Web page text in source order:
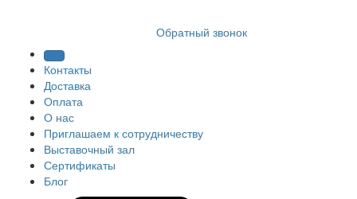
Обратный звонок
Контакты
Доставка
Оплата
О нас
Приглашаем к сотрудничеству
Выставочный зал
Сертификаты
Блог